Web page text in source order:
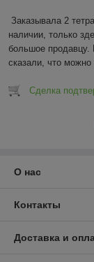
Заказывала 2
наличии, только
большое
сказали, что
Сделка
О нас
Контакты
Доставка и